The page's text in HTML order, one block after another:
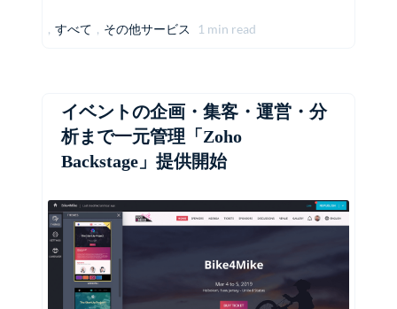
, すべて , その他サービス 1 min read
イベントの企画・集客・運営・分
析まで一元管理「Zoho
Backstage」提供開始